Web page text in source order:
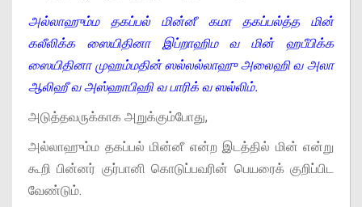
அல்லாஹும்ம தகப்பல் மின்னீ கமா தகப்பல்த்த மின்
கலீலிக்க ஸையிதினா இப்றாஹிம வ மின் ஹபீபிக்க
ஸையிதினா முஹம்மதின் ஸல்லல்லாஹு அலைஹி வ அலா
ஆலிஹீ வ அஸ்ஹாபிஹி வ பாரிக் வ ஸல்லிம்.
அடுத்தவருக்காக அறுக்கும்போது,
அல்லாஹும்ம தகப்பல் மின்னீ என்ற இடத்தில் மின் என்று
கூறி பின்னர் குர்பானி கொடுப்பவரின் பெயரைக் குறிப்பிட
வேண்டும்.